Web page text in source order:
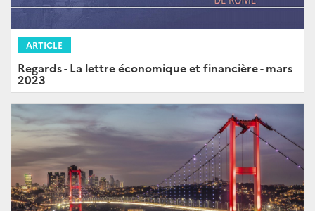
ARTICLE
Regards - La lettre économique et financière - mars
2023